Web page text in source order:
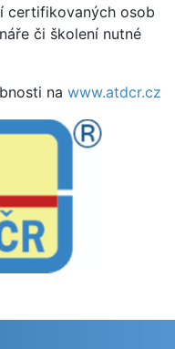
certifikovaných osob
či školení nutné
na www.atdcr.cz